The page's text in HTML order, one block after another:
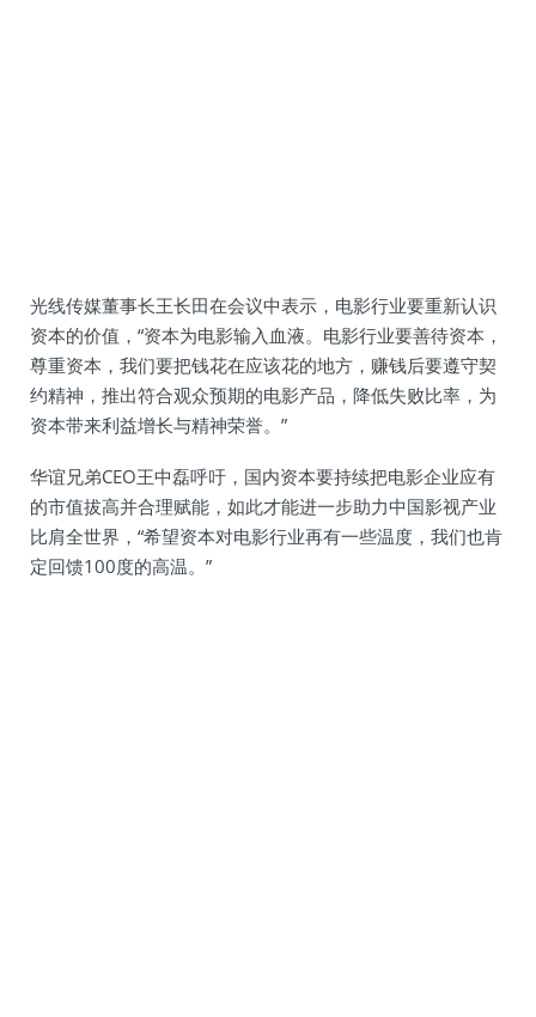
光线传媒董事长王长田在会议中表示，电影行业要重新认识
资本的价值，“资本为电影输入血液。电影行业要善待资本，
尊重资本，我们要把钱花在应该花的地方，赚钱后要遵守契
约精神，推出符合观众预期的电影产品，降低失败比率，为
资本带来利益增长与精神荣誉。”
华谊兄弟CEO王中磊呼吁，国内资本要持续把电影企业应有
的市值拔高并合理赋能，如此才能进一步助力中国影视产业
比肩全世界，“希望资本对电影行业再有一些温度，我们也肯
定回馈100度的高温。”